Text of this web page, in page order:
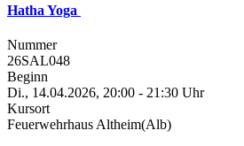
Hatha Yoga
Nummer
26SAL048
Beginn
Di., 14.04.2026, 20:00 - 21:30 Uhr
Kursort
Feuerwehrhaus Altheim(Alb)